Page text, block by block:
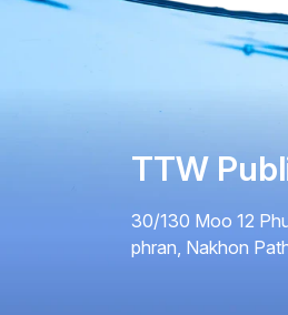
TTW
30/130 Moo 12
phran, Nakhon